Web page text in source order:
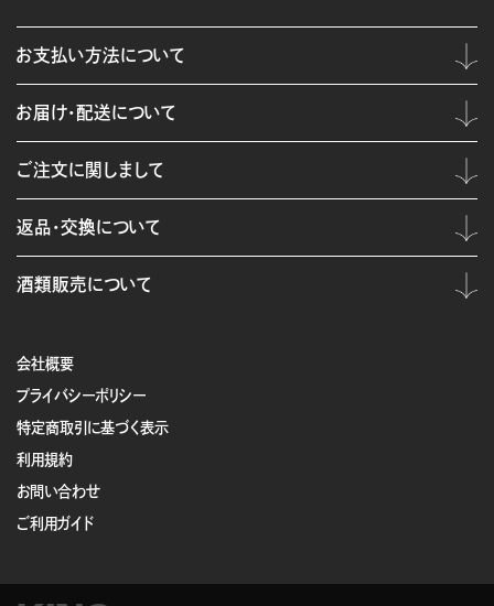
会社概要
プライバシーポリシー
特定商取引に基づく表示
利用規約
お問い合わせ
ご利用ガイド
お支払い方法について
お届け・配送について
ご注文に関しまして
返品・交換について
酒類販売について